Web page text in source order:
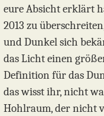
eure Absicht erklärt
2013 zu
und Dunkel sich
das Licht einen
Definition für das
das wisst ihr, nicht
Hohlraum, der nicht